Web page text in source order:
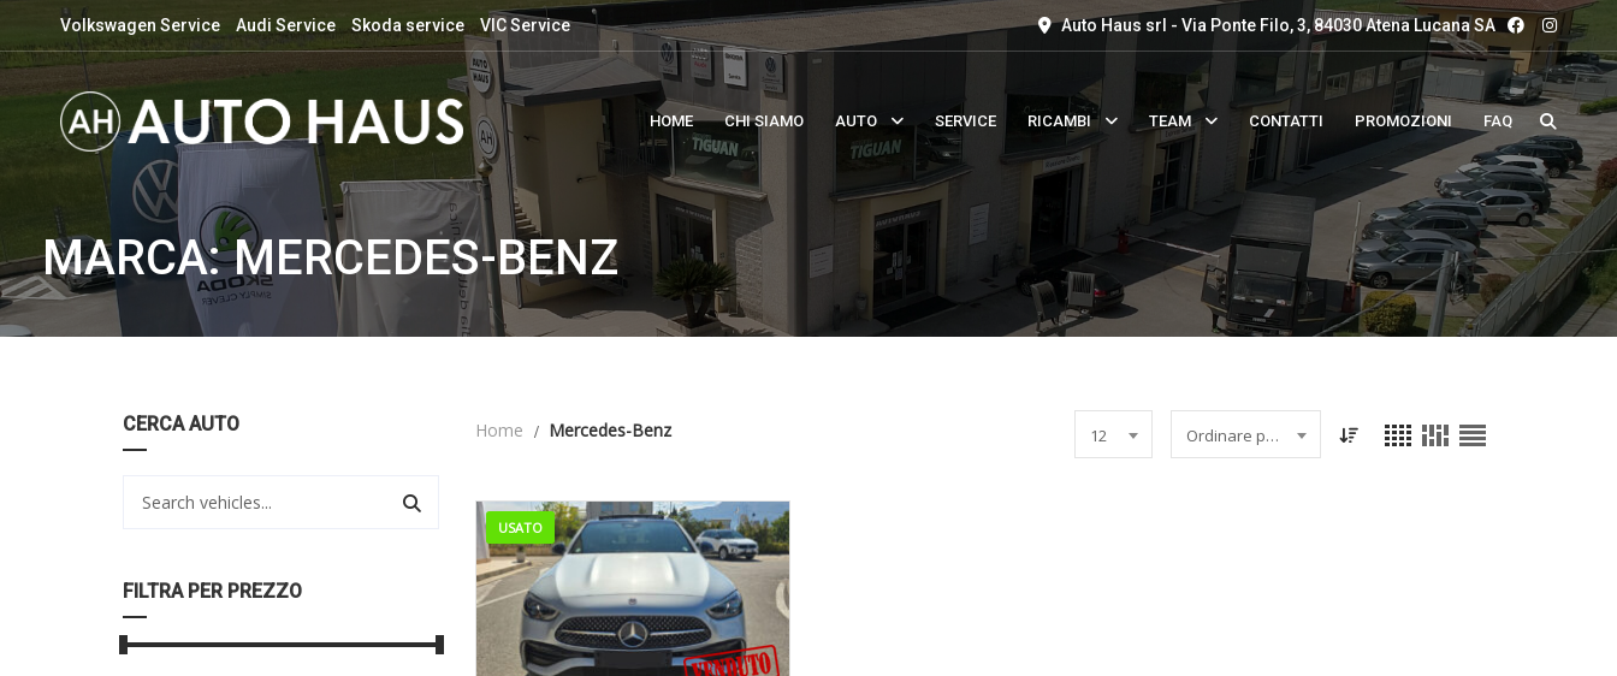
Volkswagen Service Audi Service Skoda service VIC Service Auto Haus srl - Via Ponte Filo, 3, 84030 Atena Lucana SA
HOME CHI SIAMO AUTO SERVICE RICAMBI TEAM CONTATTI PROMOZIONI FAQ
MARCA: MERCEDES-BENZ
CERCA AUTO
FILTRA PER PREZZO
Home Mercedes-Benz 12 Ordinare per data
USATO